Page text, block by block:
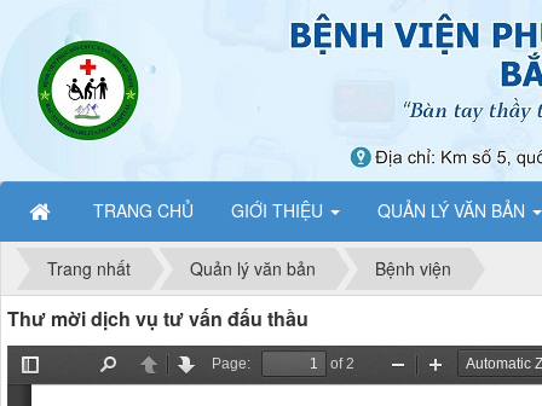
TRANG CHỦ GIỚI THIỆU QUẢN LÝ VĂN BẢN
Trang nhất Quản lý văn bản Bệnh viện
Thư mời dịch vụ tư vấn đấu thầu